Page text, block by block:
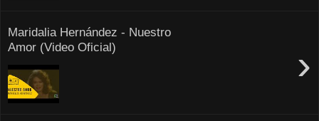
Maridalia Hernández - Nuestro
Amor (Video Oficial)
›